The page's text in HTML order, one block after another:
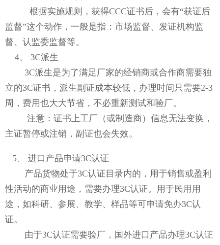
根据实施规则，获得CCC证书后，会有“获证后
监督”这个动作，一般是指：市场监督、发证机构监
督、认监委监督等。
4、 3C派生
3C派生是为了满足厂家的经销商或合作商需要独
立的3C证书，派生副证成本较低，办理时间只需要2-3
周，费用也大大节省，不必重新测试和验厂。
注意：证书上工厂（或制造商）信息无法变换，
主证暂停或注销，副证也会失效。
5、 进口产品申请3C认证
产品货物处于3C认证目录内的，用于销售或盈利
性活动的商业用途，需要办理3C认证。用于民用用
途，如科研、参展、教学、样品等可申请免办3C认
证。
由于3C认证需要验厂，国外进口产品办理3C认证